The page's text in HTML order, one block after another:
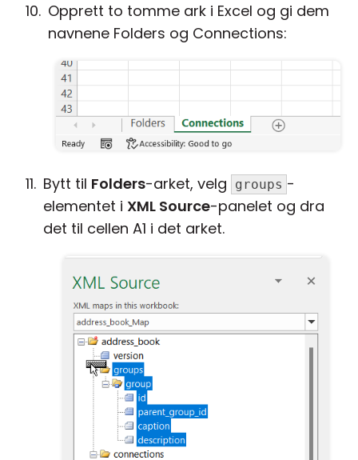
Opprett to tomme ark i Excel og gi dem
navnene Folders og Connections:
Bytt til Folders-arket, velg groups -
elementet i XML Source-panelet og dra
det til cellen A1 i det arket.